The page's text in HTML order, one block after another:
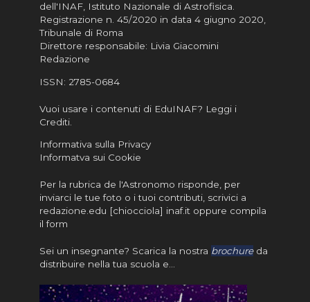
dell'INAF, Istituto Nazionale di Astrofisica.
Registrazione n. 45/2020 in data 4 giugno 2020,
Tribunale di Roma
Direttore responsabile: Livia Giacomini
Redazione
ISSN: 2785-0684
Vuoi usare i contenuti di EduINAF? Leggi i
Crediti.
Informativa sulla Privacy
Informatva sui Cookie
Per la rubrica de l'Astronomo risponde, per
inviarci le tue foto o i tuoi contributi, scrivici a
redazione.edu [chiocciola] inaf.it oppure compila
il form
Sei un insegnante? Scarica la nostra brochureda
distribuire nella tua scuola e…